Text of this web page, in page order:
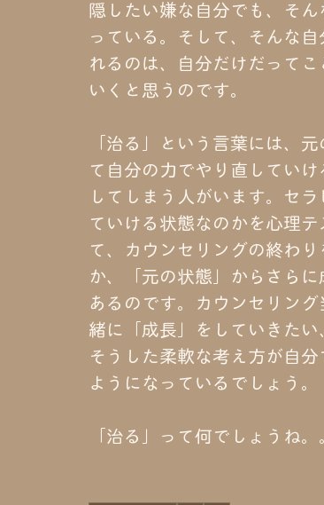
隠したい嫌な自分でも、そ
っている。そして、そんな
れるのは、自分だけだって
いくと思うのです。
「治る」という言葉には、
て自分の力でやり直してい
してしまう人がいます。セ
ていける状態なのかを心理
て、カウンセリングの終わ
か、「元の状態」からさら
あるのです。カウンセリン
緒に「成長」をしていきた
そうした柔軟な考え方が自
ようになっているでしょう。
「治る」って何でしょうね。